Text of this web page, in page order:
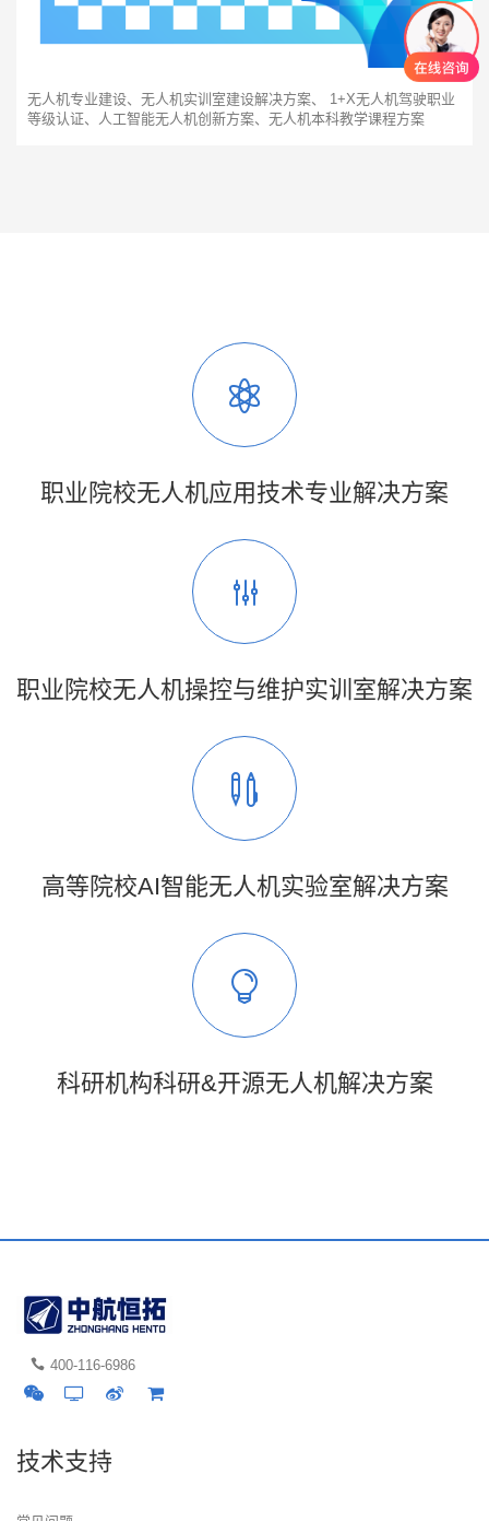
无人机专业建设、无人机实训室建设解决方案、 1+X无人机驾驶职业
等级认证、人工智能无人机创新方案、无人机本科教学课程方案
职业院校无人机应用技术专业解决方案
职业院校无人机操控与维护实训室解决方案
高等院校AI智能无人机实验室解决方案
科研机构科研&开源无人机解决方案
400-116-6986
技术支持